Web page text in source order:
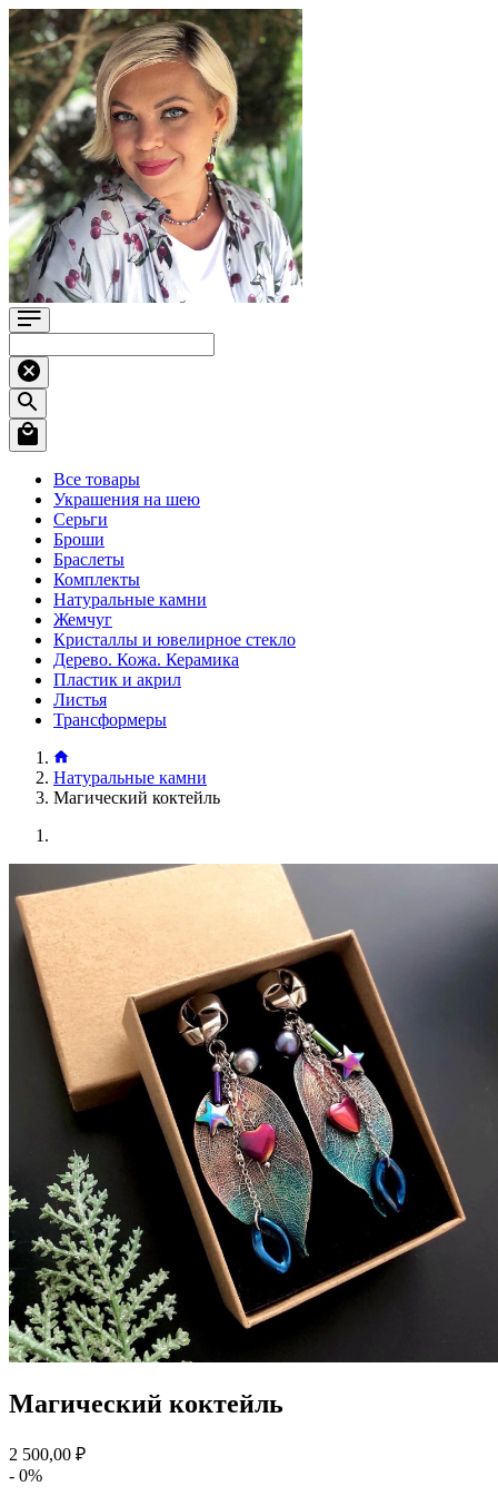
Все товары
Украшения на шею
Серьги
Броши
Браслеты
Комплекты
Натуральные камни
Жемчуг
Кристаллы и ювелирное стекло
Дерево. Кожа. Керамика
Пластик и акрил
Листья
Трансформеры
Натуральные камни
Магический коктейль
Магический коктейль
2 500,00 ₽
- 0%